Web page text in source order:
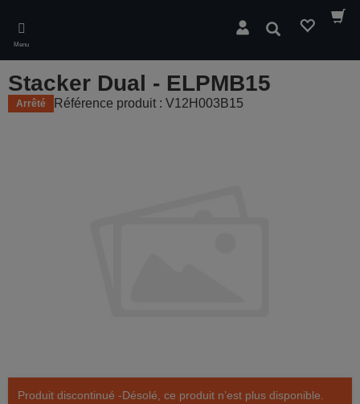
main
content
Menu
Rechercher
Stacker Dual - ELPMB15
Arrêté Référence produit : V12H003B15
Produit discontinué -Désolé, ce produit n’est plus disponible.